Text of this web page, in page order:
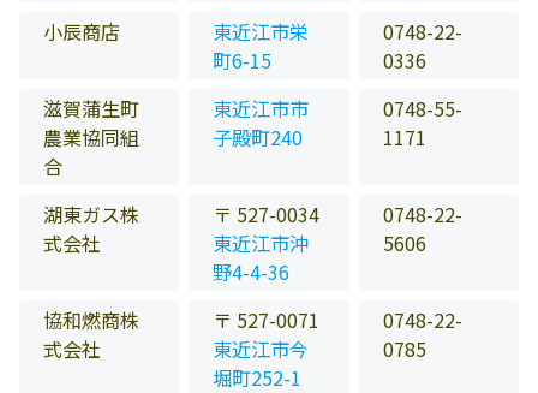
小辰商店
東近江市栄
町6-15
0748-22-
0336
滋賀蒲生町
農業協同組
合
東近江市市
子殿町240
0748-55-
1171
湖東ガス株
式会社
〒 527-0034
東近江市沖
野4-4-36
0748-22-
5606
協和燃商株
式会社
〒 527-0071
東近江市今
堀町252-1
0748-22-
0785